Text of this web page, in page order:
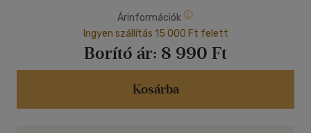
minták lenyomatai miként jelennek meg a
Mióta anya vagyok, tudom: ha a gyerekek étrendjéről van szó,
Ülj mellénk az asztalhoz te is, hadd meséljem el szívem
Árinformációk
Ingyen szállítás 15 000 Ft felett
Borító ár: 8 990 Ft
Kosárba